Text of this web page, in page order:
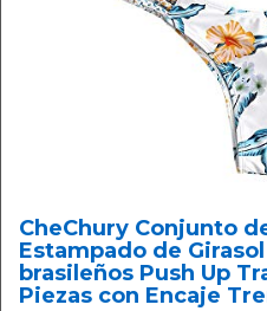
CheChury Conjunto
Estampado de
brasileños Push Up
Piezas con Encaje